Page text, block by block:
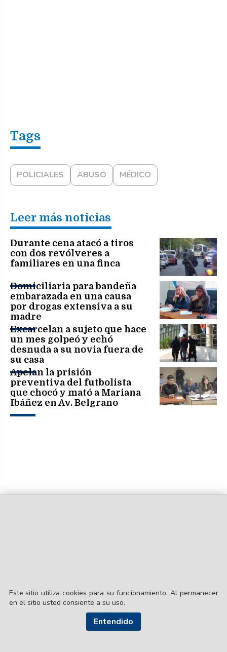
POLICIALES ABUSO MÉDICO
Leer más noticias
Durante cena atacó a tiros
con dos revólveres a
familiares en una finca
Domiciliaria para bandeña
embarazada en una causa
por drogas extensiva a su
madre
Excarcelan a sujeto que hace
un mes golpeó y echó
desnuda a su novia fuera de
su casa
Apelan la prisión
preventiva del futbolista
que chocó y mató a Mariana
Ibáñez en Av. Belgrano
Este sitio utiliza cookies para su funcionamiento. Al permanecer
en el sitio usted consiente a su uso.
Entendido